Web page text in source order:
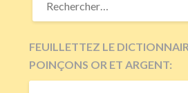
FEUILLETTEZ LE
POINÇONS OR ET ARGENT: